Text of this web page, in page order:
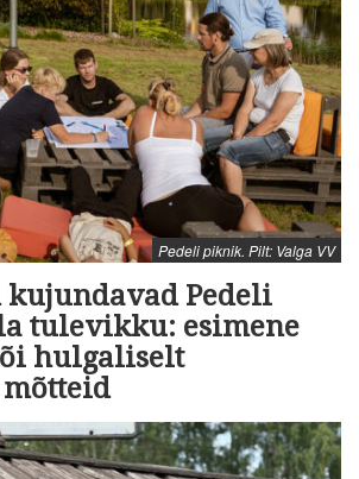
Pedeli piknik. Pilt: Valga VV
kujundavad Pedeli
tulevikku: esimene
hulgaliselt